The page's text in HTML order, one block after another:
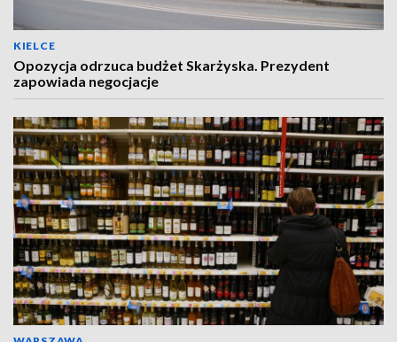
KIELCE
Opozycja odrzuca budżet Skarżyska. Prezydent
zapowiada negocjacje